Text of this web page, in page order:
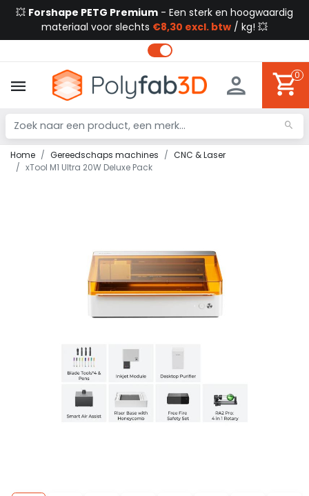
💥 Forshape PETG Premium - Een sterk en hoogwaardig
materiaal voor slechts €8,30 excl. btw / kg! 💥
0
Home Gereedschaps machines
CNC & Laser
xTool M1 Ultra 20W Deluxe Pack